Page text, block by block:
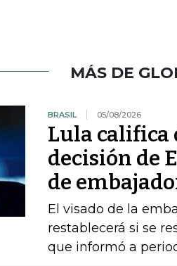
MÁS DE
BRASIL 05/08/2026
Lula califica
decisión de
de
El visado de la
restablecerá si se
que informó a